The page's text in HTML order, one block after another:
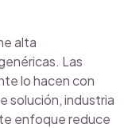
alta
Las
lo hacen con
solución, industria
enfoque reduce